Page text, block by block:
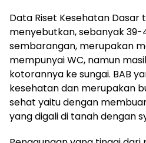
Data Riset Kesehatan Dasar
menyebutkan, sebanyak 39-
sembarangan, merupakan
mempunyai WC, namun
kotorannya ke sungai. BAB
kesehatan dan merupakan
sehat yaitu dengan
yang digali di tanah dengan